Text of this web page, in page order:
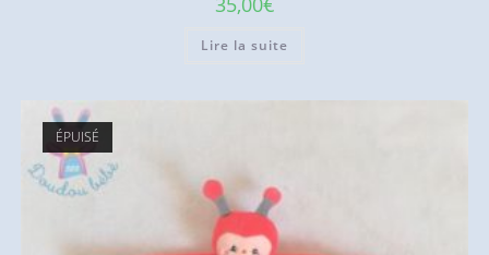
Lire la suite
ÉPUISÉ